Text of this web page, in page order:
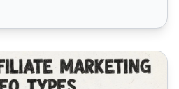
YouTube pour le marketing